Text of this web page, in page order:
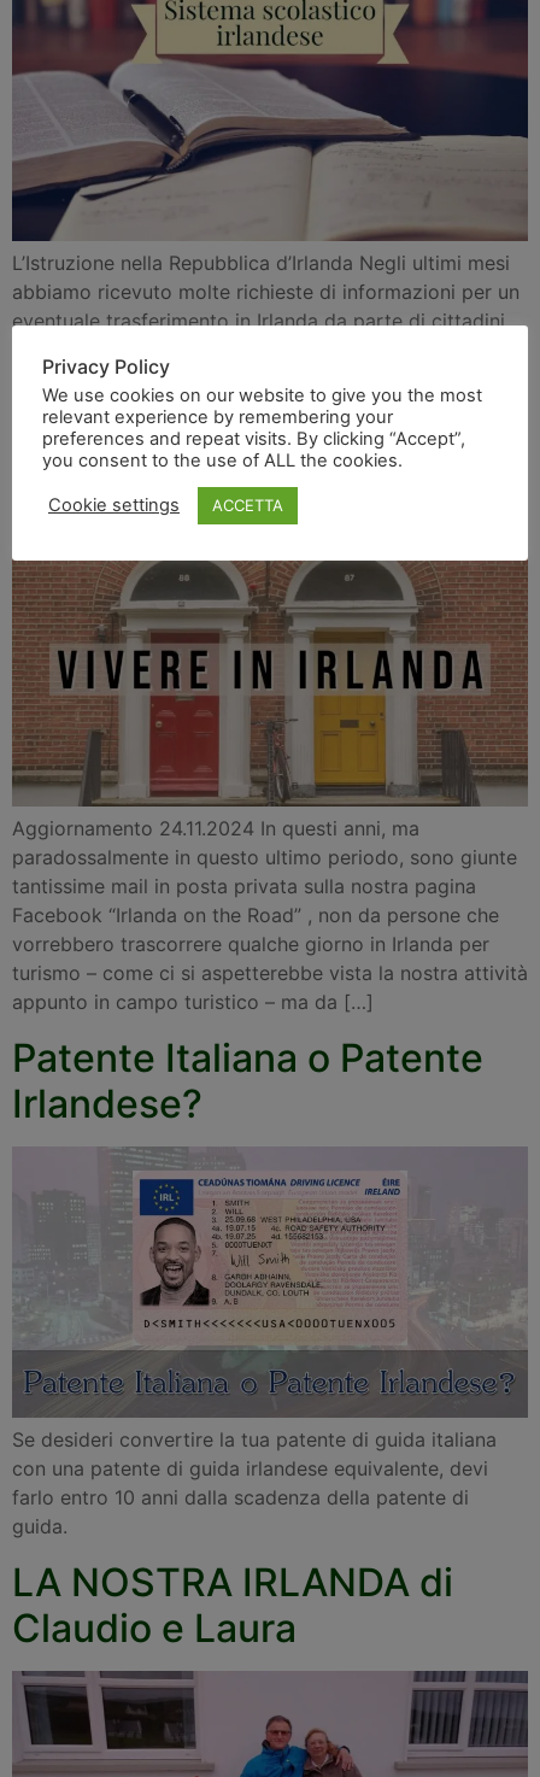
L’Istruzione nella Repubblica d’Irlanda Negli ultimi mesi
abbiamo ricevuto molte richieste di informazioni per un
eventuale trasferimento in Irlanda da parte di cittadini
giustamente si preoccupano di conoscere come
funziona il sistema scolastico Irlandese per portare
avanti il livello di istruzione dei propri figli. Ho […]
Vivere in Irlanda
Aggiornamento 24.11.2024 In questi anni, ma
paradossalmente in questo ultimo periodo, sono giunte
tantissime mail in posta privata sulla nostra pagina
Facebook “Irlanda on the Road” , non da persone che
vorrebbero trascorrere qualche giorno in Irlanda per
turismo – come ci si aspetterebbe vista la nostra attività
appunto in campo turistico – ma da […]
Patente Italiana o Patente
Irlandese?
Se desideri convertire la tua patente di guida italiana
con una patente di guida irlandese equivalente, devi
farlo entro 10 anni dalla scadenza della patente di
guida.
LA NOSTRA IRLANDA di
Claudio e Laura
Privacy Policy
We use cookies on our website to give you the most
relevant experience by remembering your
preferences and repeat visits. By clicking “Accept”,
you consent to the use of ALL the cookies.
Cookie settings ACCETTA